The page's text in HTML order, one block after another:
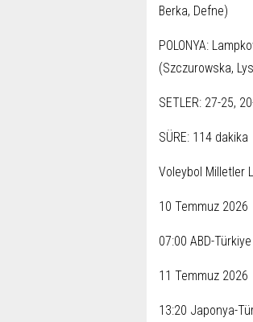
Berka, Defne)
POLONYA:
(Szczurowska,
SETLER: 27-25,
SÜRE: 114 dakika
Voleybol Milletler
10 Temmuz 2026
07:00 ABD-Türkiye
11 Temmuz 2026
13:20 Japonya-